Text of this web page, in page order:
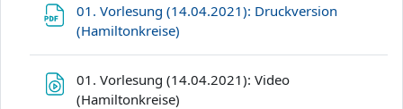
01. Vorlesung (14.04.2021): Druckversion
(Hamiltonkreise)
01. Vorlesung (14.04.2021): Video
(Hamiltonkreise)